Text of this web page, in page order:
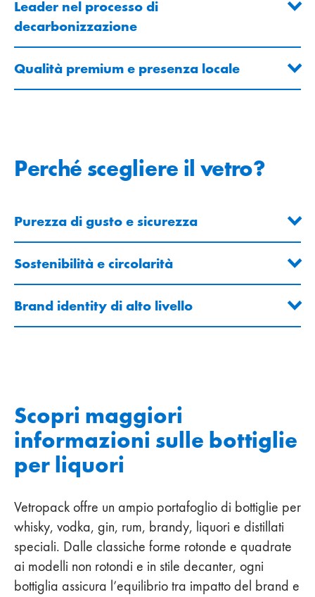
Leader nel processo di
decarbonizzazione
Qualità premium e presenza locale
Perché scegliere il vetro?
Purezza di gusto e sicurezza
Sostenibilità e circolarità
Brand identity di alto livello
Scopri maggiori
informazioni sulle bottiglie
per liquori
Vetropack offre un ampio portafoglio di bottiglie per
whisky, vodka, gin, rum, brandy, liquori e distillati
speciali. Dalle classiche forme rotonde e quadrate
ai modelli non rotondi e in stile decanter, ogni
bottiglia assicura l’equilibrio tra impatto del brand e